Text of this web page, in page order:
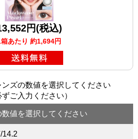
円(税込)
箱あたり 約1,694円
ズの数値を選択してください
ずご入力ください）
数値を選択してください
14.2